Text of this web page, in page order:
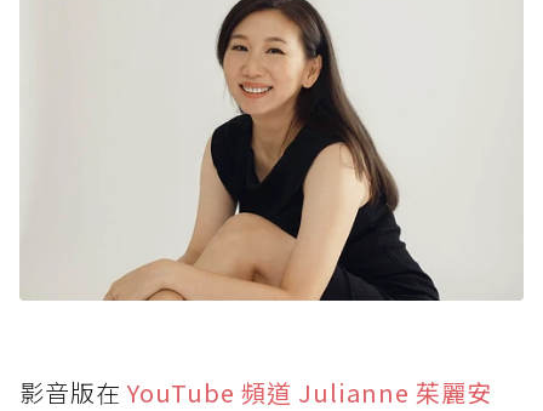
影音版在 YouTube 頻道 Julianne 茱麗安